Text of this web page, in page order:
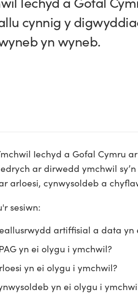
cynnig y
yn wyneb.
Iechyd a Gofal Cymru
ar dirwedd ymchwil
arloesi, cynwysoldeb a
sesiwn:
artiffisial a data yn
yn ei olygu i ymchwil?
yn ei olygu i ymchwil?
yn ei olygu i